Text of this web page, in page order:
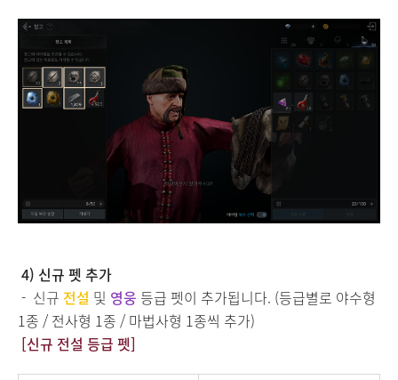
4) 신규 펫 추가
- 신규 전설 및 영웅 등급 펫이 추가됩니다. (등급별로 야수형
1종 / 전사형 1종 / 마법사형 1종씩 추가)
[신규 전설 등급 펫]